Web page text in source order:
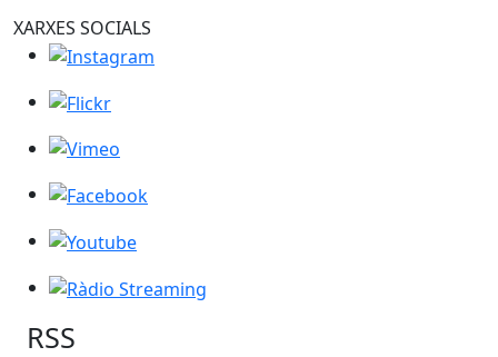
XARXES SOCIALS
Instagram
Flickr
Vimeo
Facebook
Youtube
Ràdio Streaming
RSS